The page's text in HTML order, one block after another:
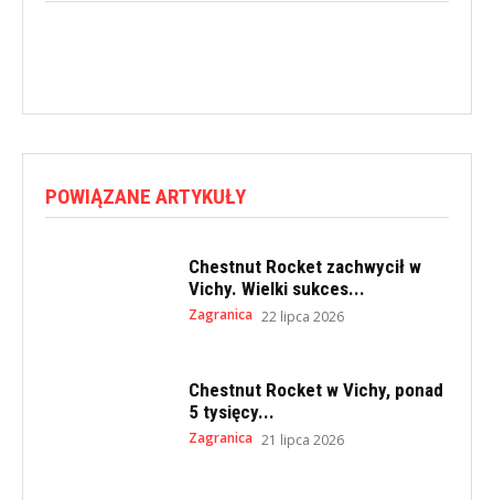
POWIĄZANE ARTYKUŁY
Chestnut Rocket zachwycił w
Vichy. Wielki sukces...
Zagranica 22 lipca 2026
Chestnut Rocket w Vichy, ponad
5 tysięcy...
Zagranica 21 lipca 2026